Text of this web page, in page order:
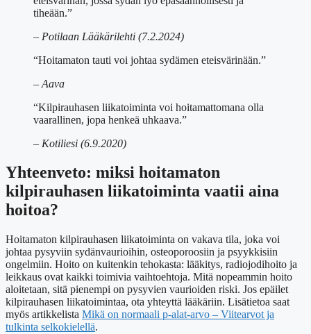
tiheään.”
– Potilaan Lääkärilehti (7.2.2024)
“Hoitamaton tauti voi johtaa sydämen eteisvärinään.”
– Aava
“Kilpirauhasen liikatoiminta voi hoitamattomana olla
vaarallinen, jopa henkeä uhkaava.”
– Kotiliesi (6.9.2020)
Yhteenveto: miksi hoitamaton
kilpirauhasen liikatoiminta vaatii aina
hoitoa?
Hoitamaton kilpirauhasen liikatoiminta on vakava tila, joka voi
johtaa pysyviin sydänvaurioihin, osteoporoosiin ja psyykkisiin
ongelmiin. Hoito on kuitenkin tehokasta: lääkitys, radiojodihoito ja
leikkaus ovat kaikki toimivia vaihtoehtoja. Mitä nopeammin hoito
aloitetaan, sitä pienempi on pysyvien vaurioiden riski. Jos epäilet
kilpirauhasen liikatoimintaa, ota yhteyttä lääkäriin. Lisätietoa saat
myös artikkelista Mikä on normaali p-alat-arvo – Viitearvot ja
tulkinta selkokielellä.